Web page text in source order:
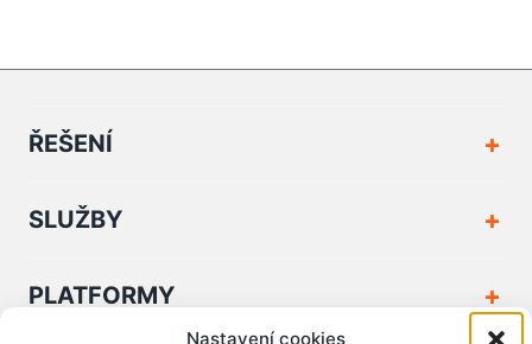
Nastavení cookies
ŘEŠENÍ
SLUŽBY
PLATFORMY